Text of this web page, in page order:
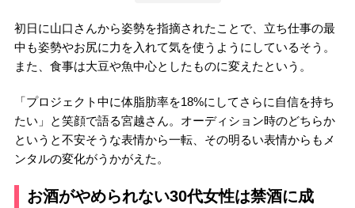
初日に山口さんから姿勢を指摘されたことで、立ち仕事の最
中も姿勢やお尻に力を入れて気を使うようにしているそう。
また、食事は大豆や魚中心としたものに変えたという。
「プロジェクト中に体脂肪率を18%にしてさらに自信を持ち
たい」と笑顔で語る宮越さん。オーディション時のどちらか
というと不安そうな表情から一転、その明るい表情からもメ
ンタルの変化がうかがえた。
お酒がやめられない30代女性は禁酒に成